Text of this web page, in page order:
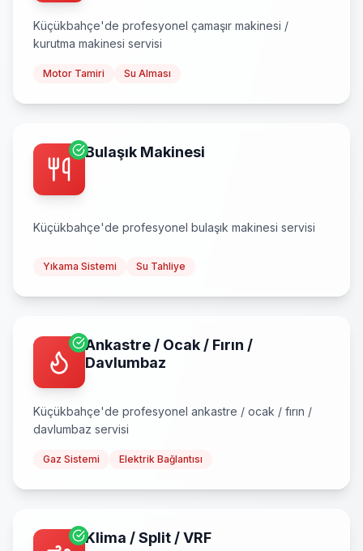
Küçükbahçe'de profesyonel çamaşır makinesi /
kurutma makinesi servisi
Motor Tamiri Su Alması
Bulaşık Makinesi
Küçükbahçe'de profesyonel bulaşık makinesi servisi
Yıkama Sistemi Su Tahliye
Ankastre / Ocak / Fırın /
Davlumbaz
Küçükbahçe'de profesyonel ankastre / ocak / fırın /
davlumbaz servisi
Gaz Sistemi Elektrik Bağlantısı
Klima / Split / VRF